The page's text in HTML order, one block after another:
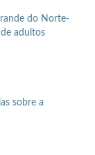
do Norte-
adultos
sobre a